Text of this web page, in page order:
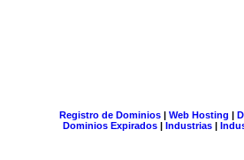
Registro de Dominios| Web Hosting |
Dominios Expirados | Industrias |